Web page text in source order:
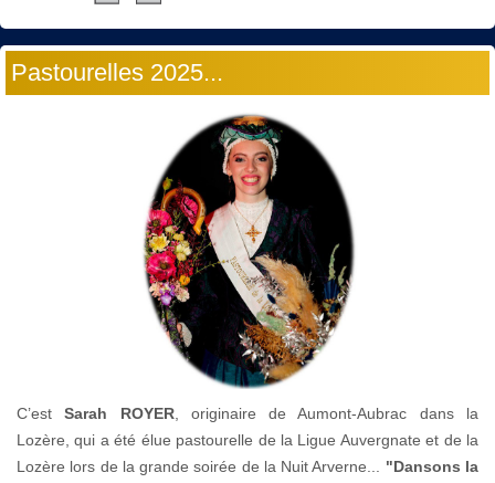
Pastourelles 2025...
C’estSarah ROYER, originaire de Aumont-Aubrac dans la
Lozère, qui a été élue pastourelle de la Ligue Auvergnate et de la
Lozère lors de la grande soirée de la Nuit Arverne... "Dansons la